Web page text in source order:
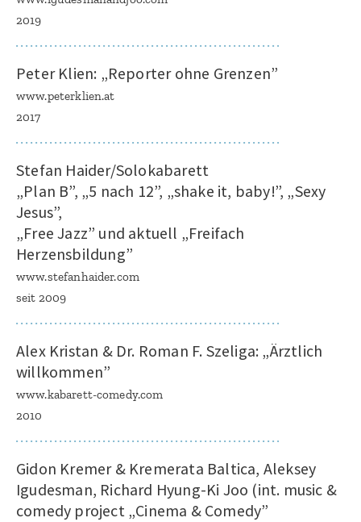
2019
Peter Klien: „Reporter ohne Grenzen”
www.peterklien.at
2017
Stefan Haider/Solokabarett
„Plan B”, „5 nach 12”, „shake it, baby!”, „Sexy
Jesus”,
„Free Jazz” und aktuell „Freifach
Herzensbildung”
www.stefanhaider.com
seit 2009
Alex Kristan & Dr. Roman F. Szeliga: „Ärztlich
willkommen”
www.kabarett-comedy.com
2010
Gidon Kremer & Kremerata Baltica, Aleksey
Igudesman, Richard Hyung-Ki Joo (int. music &
comedy project „Cinema & Comedy”